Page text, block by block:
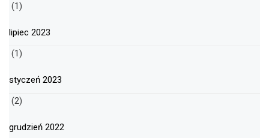
(1)
lipiec 2023
(1)
styczeń 2023
(2)
grudzień 2022